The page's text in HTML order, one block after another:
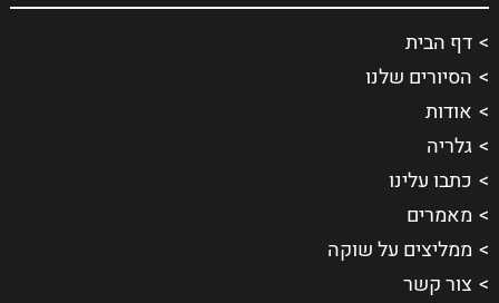
דף הבית
הסיורים שלנו
אודות
גלריה
כתבו עלינו
מאמרים
ממליצים על שוקה
צור קשר